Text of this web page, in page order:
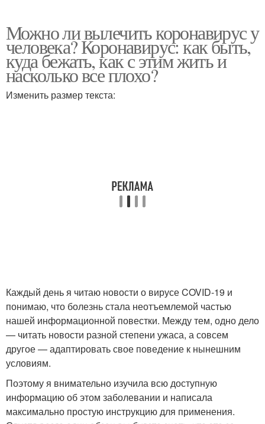
Можно ли вылечить коронавирус у
человека? Коронавирус: как быть,
куда бежать, как с этим жить и
насколько все плохо?
Изменить размер текста:
Каждый день я читаю новости о вирусе COVID-19 и
понимаю, что болезнь стала неотъемлемой частью
нашей информационной повестки. Между тем, одно дело
— читать новости разной степени ужаса, а совсем
другое — адаптировать свое поведение к нынешним
условиям.
Поэтому я внимательно изучила всю доступную
информацию об этом заболевании и написала
максимально простую инструкцию для применения.